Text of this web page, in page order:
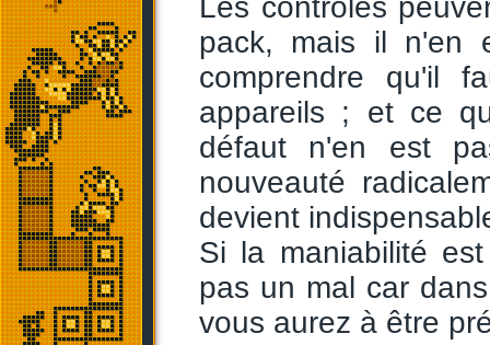
Les contrôles
pack, mais il n'en
comprendre qu'il
appareils ; et ce
défaut n'en est
nouveauté
devient
Si la maniabilité
pas un mal car
vous aurez à être